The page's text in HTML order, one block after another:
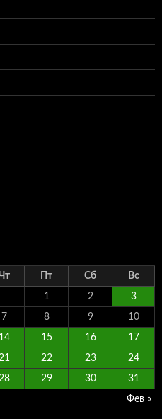
Пт Сб Вс
1 2 3
7 8 9 10
14 15 16 17
22 23 24
29 30 31
Фев »